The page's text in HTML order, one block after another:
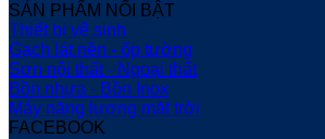
SẢN PHẨM NỔI BẬT
Thiết bị vệ sinh
Gạch lát nền - ốp tường
Sơn nội thất - Ngoại thất
Bồn nhựa - Bồn Inox
Máy năng lượng mặt trời
FACEBOOK